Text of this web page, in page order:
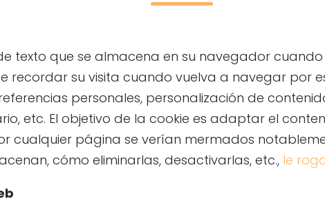
texto que se almacena en su navegador
recordar su visita cuando vuelva a navegar por
personales, personalización de
etc. El objetivo de la cookie es adaptar el
cualquier página se verían mermados
cómo eliminarlas, desactivarlas, etc., le